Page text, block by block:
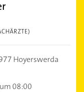
Hoyerswerda
08:00